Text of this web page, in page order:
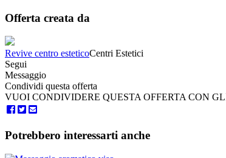
Offerta creata da
Revive centro esteticoCentri Estetici
Segui
Messaggio
Condividi questa offerta
VUOI CONDIVIDERE QUESTA OFFERTA CON
Potrebbero interessarti anche